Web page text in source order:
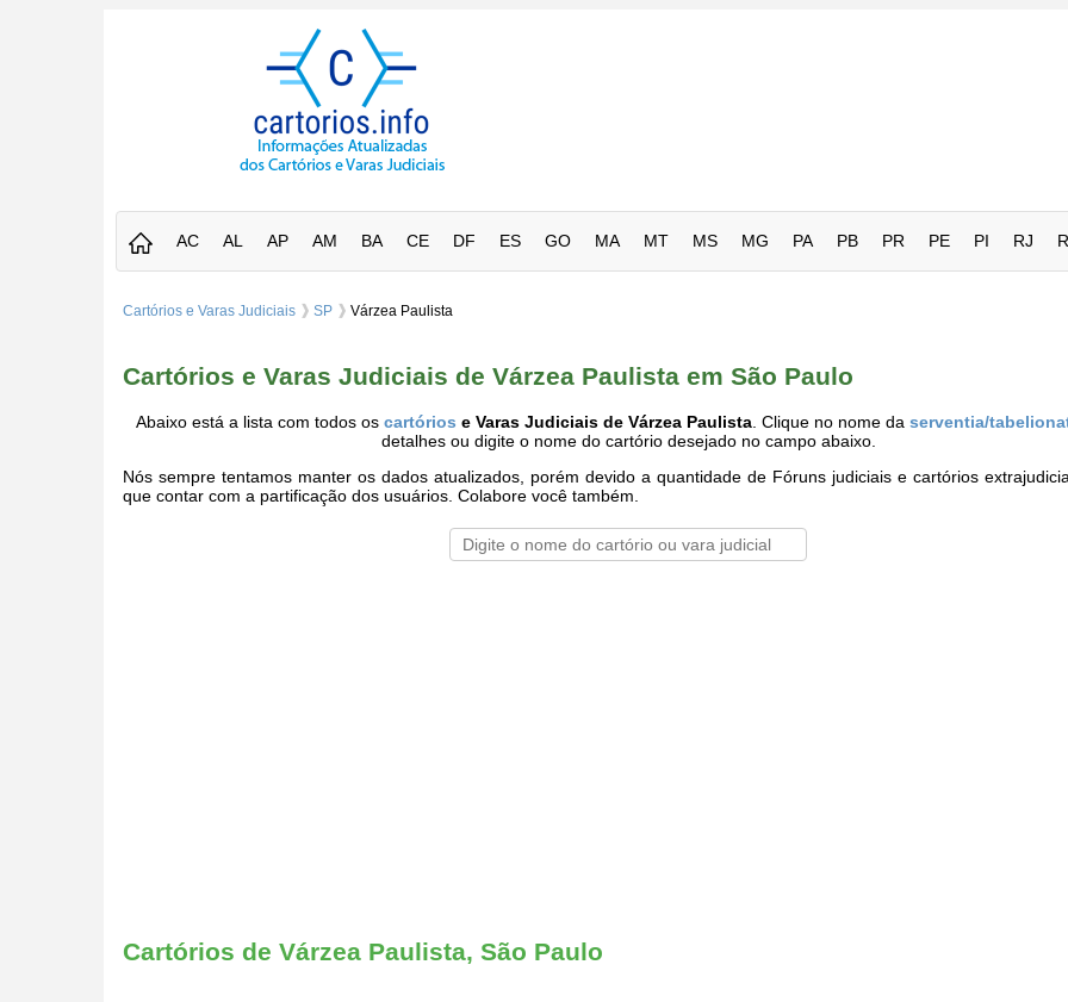
AC AL AP AM BA CE DF ES GO MA MT MS MG PA PB PR PE PI RJ
Cartórios e Varas Judiciais SP Várzea Paulista
Cartórios e Varas Judiciais de Várzea Paulista em São Paulo
Abaixo está a lista com todos os cartórios e Varas Judiciais de Várzea Paulista. Clique no nome da serventia/
detalhes ou digite o nome do cartório desejado no campo abaixo.
Nós sempre tentamos manter os dados atualizados, porém devido a quantidade de Fóruns judiciais e cartórios
que contar com a partificação dos usuários. Colabore você também.
Cartórios de Várzea Paulista, São Paulo